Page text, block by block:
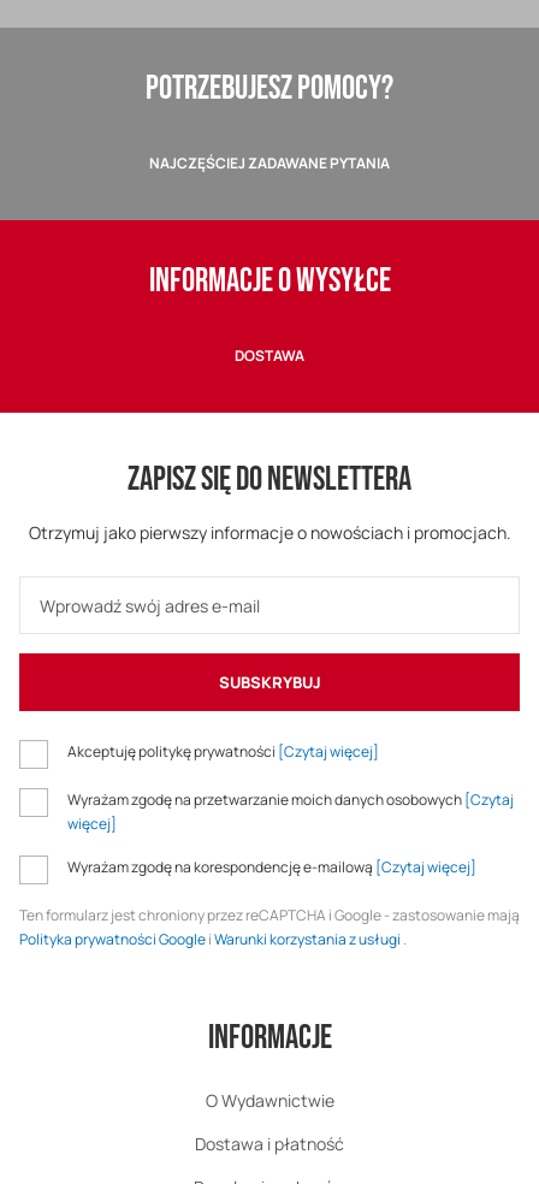
POTRZEBUJESZ POMOCY?
NAJCZĘŚCIEJ ZADAWANE PYTANIA
INFORMACJE O WYSYŁCE
DOSTAWA
ZAPISZ SIĘ DO NEWSLETTERA
Otrzymuj jako pierwszy informacje o nowościach i promocjach.
SUBSKRYBUJ
Akceptuję politykę prywatności [Czytaj więcej]
Wyrażam zgodę na przetwarzanie moich danych osobowych[Czytaj
więcej]
Wyrażam zgodę na korespondencję e-mailową [Czytaj więcej]
Ten formularz jest chroniony przez reCAPTCHA i Google - zastosowanie mają
Polityka prywatności GoogleiWarunki korzystania z usługi .
Informacje
O Wydawnictwie
Dostawa i płatność